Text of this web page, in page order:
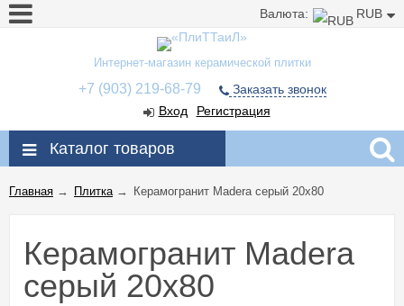
Валюта: RUB
Интернет-магазин керамической плитки
+7 (903) 219-68-79
Заказать звонок
Вход
Регистрация
Каталог товаров
Главная → Плитка→ Керамогранит Madera серый 20x80
Керамогранит Madera
серый 20x80